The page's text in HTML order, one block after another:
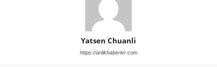
Yatsen Chuanli
https://anlikhaberler.com